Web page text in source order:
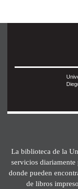
La biblioteca de la
servicios diariamente
donde pueden
de libros